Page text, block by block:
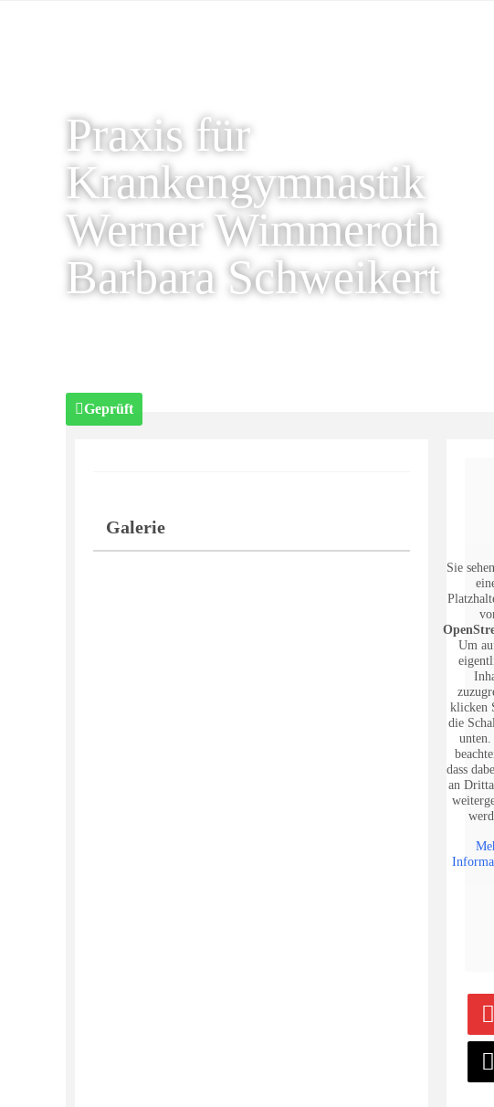
Praxis für
Krankengymnastik
Werner Wimmeroth
Barbara Schweikert
Geprüft
Galerie
Sie
Um
klicken
die
dass
an